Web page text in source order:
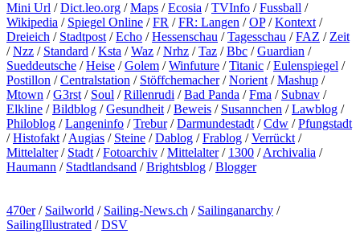
Mini Url /Dict.leo.org /Maps /Ecosia /TVInfo /Fussball /
Wikipedia / Spiegel Online /FR /FR: Langen /OP/Kontext /
Dreieich / Stadtpost /Echo /Hessenschau /Tagesschau /FAZ / Zeit
/Nzz / Standard /Ksta /Waz /Nrhz /Taz /Bbc /Guardian /
Sueddeutsche /Heise /Golem /Winfuture /Titanic /Eulenspiegel /
Postillon /Centralstation / Stöffchemacher/Norient /Mashup /
Mtown /G3rst / Soul /Rillenrudi /Bad Panda /Fma / Subnav /
Elkline /Bildblog /Gesundheit /Beweis / Susannchen /Lawblog /
Philoblog /Langeninfo /Trebur/Darmundestadt /Cdw /Pfungstadt
/Histofakt /Augias / Steine /Dablog /Frablog /Verrückt /
Mittelalter/ Stadt /Fotoarchiv /Mittelalter/ 1300 /Archivalia /
Haumann / Stadtlandsand /Brightsblog /Blogger
470er/ Sailworld / Sailing-News.ch / Sailinganarchy /
SailingIllustrated /DSV